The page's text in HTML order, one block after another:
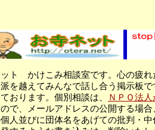
ト かけこみ相談室です。心の疲
を越えてみんなで話し合う掲示板
おります。個別相談は、
ＮＰＯ法
で、メールアドレスの公開する場
人並びに団体名をあげての批判・